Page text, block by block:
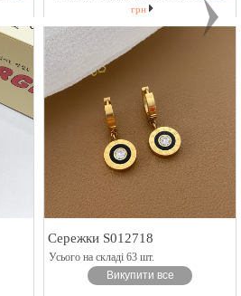
грн
Сережки S012718
Усього на складі 63 шт.
Викупити все